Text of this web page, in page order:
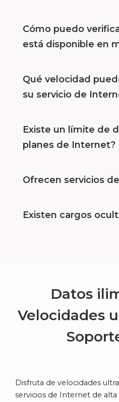
Cómo puedo
está disponible en
Qué velocidad
su servicio de
Existe un límite de
planes de Internet?
Ofrecen servicios
Existen cargos
Datos
Velocidades
Disfruta de velocidades
servicios de Internet de alta